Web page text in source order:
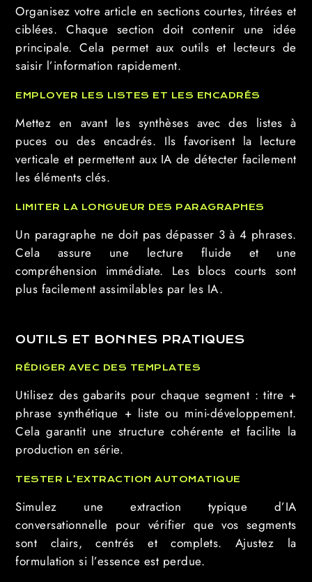
Organisez votre article en sections courtes, titrées et
ciblées. Chaque section doit contenir une idée
principale. Cela permet aux outils et lecteurs de
saisir l’information rapidement.
EMPLOYER LES LISTES ET LES ENCADRÉS
Mettez en avant les synthèses avec des listes à
puces ou des encadrés. Ils favorisent la lecture
verticale et permettent aux IA de détecter facilement
les éléments clés.
LIMITER LA LONGUEUR DES PARAGRAPHES
Un paragraphe ne doit pas dépasser 3 à 4 phrases.
Cela assure une lecture fluide et une
compréhension immédiate. Les blocs courts sont
plus facilement assimilables par les IA.
OUTILS ET BONNES PRATIQUES
RÉDIGER AVEC DES TEMPLATES
Utilisez des gabarits pour chaque segment : titre +
phrase synthétique + liste ou mini-développement.
Cela garantit une structure cohérente et facilite la
production en série.
TESTER L’EXTRACTION AUTOMATIQUE
Simulez une extraction typique d’IA
conversationnelle pour vérifier que vos segments
sont clairs, centrés et complets. Ajustez la
formulation si l’essence est perdue.